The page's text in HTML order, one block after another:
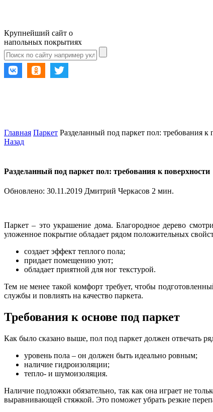
Крупнейший сайт о
напольных покрытиях
Главная Паркет Разделанный под паркет пол: требования к
Назад
Разделанный под паркет пол: требования к поверхности
Обновлено: 30.11.2019 Дмитрий Черкасов 2 мин.
Паркет – это украшение дома. Благородное дерево
уложенное покрытие обладает рядом положительных
создает эффект теплого пола;
придает помещению уют;
обладает приятной для ног текстурой.
Тем не менее такой комфорт требует, чтобы
службы и повлиять на качество паркета.
Требования к основе под паркет
Как было сказано выше, пол под паркет должен отвечать
уровень пола – он должен быть идеально ровным;
наличие гидроизоляции;
тепло- и шумоизоляция.
Наличие подложки обязательно, так как она играет не
выравнивающей стяжкой. Это поможет убрать резкие